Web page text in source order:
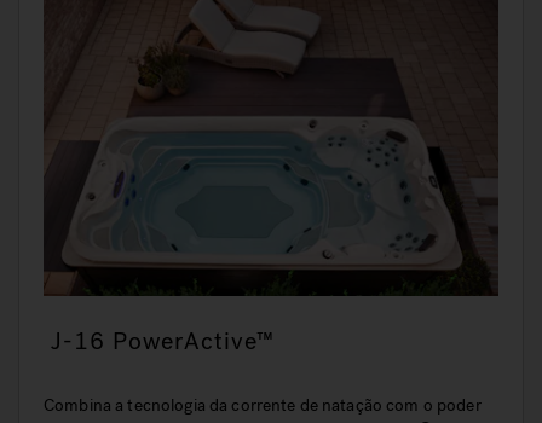
J-16 PowerActive™
Combina a tecnologia da corrente de natação com o poder